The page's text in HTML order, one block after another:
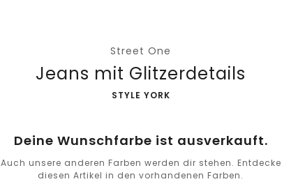
Street One
Jeans mit Glitzerdetails
-
STYLE YORK
Deine Wunschfarbe ist ausverkauft.
Auch unsere anderen Farben werden dir stehen. Entdecke
diesen Artikel in den vorhandenen Farben.